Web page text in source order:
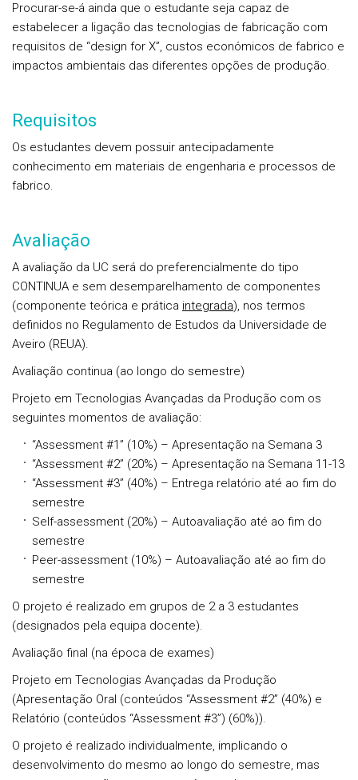
Procurar-se-á ainda que o estudante seja capaz de
estabelecer a ligação das tecnologias de fabricação com
requisitos de “design for X”, custos económicos de fabrico e
impactos ambientais das diferentes opções de produção.
Requisitos
Os estudantes devem possuir antecipadamente
conhecimento em materiais de engenharia e processos de
fabrico.
Avaliação
A avaliação da UC será do preferencialmente do tipo
CONTINUA e sem desemparelhamento de componentes
(componente teórica e prática integrada), nos termos
definidos no Regulamento de Estudos da Universidade de
Aveiro (REUA).
Avaliação continua (ao longo do semestre)
Projeto em Tecnologias Avançadas da Produção com os
seguintes momentos de avaliação:
“Assessment #1” (10%) – Apresentação na Semana 3
“Assessment #2” (20%) – Apresentação na Semana 11-13
“Assessment #3” (40%) – Entrega relatório até ao fim do
semestre
Self-assessment (20%) – Autoavaliação até ao fim do
semestre
Peer-assessment (10%) – Autoavaliação até ao fim do
semestre
O projeto é realizado em grupos de 2 a 3 estudantes
(designados pela equipa docente).
Avaliação final (na época de exames)
Projeto em Tecnologias Avançadas da Produção
(Apresentação Oral (conteúdos “Assessment #2” (40%) e
Relatório (conteúdos “Assessment #3”) (60%)).
O projeto é realizado individualmente, implicando o
desenvolvimento do mesmo ao longo do semestre, mas